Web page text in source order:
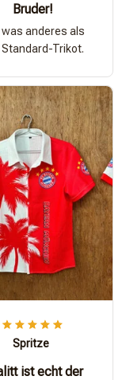
Bruder!
was anderes als
Trikot.
Spritze
ist echt der